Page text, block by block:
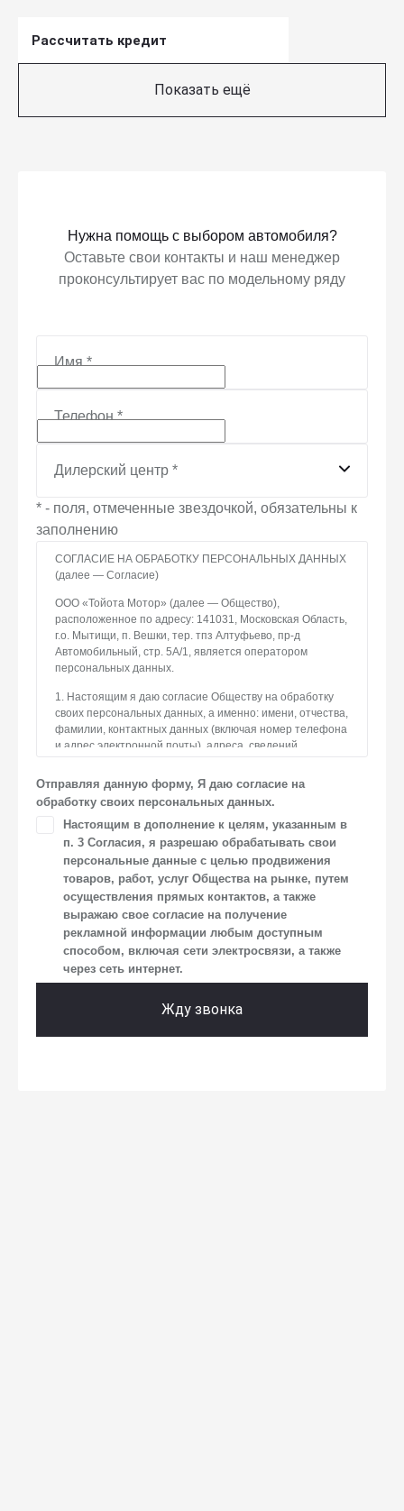
Рассчитать кредит
Показать ещё
Нужна помощь с выбором автомобиля?
Оставьте свои контакты и наш менеджер
проконсультирует вас по модельному ряду
Имя*
Телефон*
Дилерский центр *
* - поля, отмеченные звездочкой, обязательны к
заполнению
СОГЛАСИЕ НА ОБРАБОТКУ ПЕРСОНАЛЬНЫХ ДАННЫХ
(далее — Согласие)
ООО «Тойота Мотор» (далее — Общество),
расположенное по адресу: 141031, Московская Область,
г.о. Мытищи, п. Вешки, тер. тпз Алтуфьево, пр-д
Автомобильный, стр. 5А/1, является оператором
персональных данных.
1. Настоящим я даю согласие Обществу на обработку
своих персональных данных, а именно: имени, отчества,
фамилии, контактных данных (включая номер телефона
и адрес электронной почты), адреса, сведений
к автомобилю(-ям) и товарам/услугам, IP-адреса, сведений
об устройстве, операционной системы устройства
и модели мобильного телефона посетителя сайта,
уникального идентификатора посетителя сайта,
предпочтительного времени и способа для контакта,
истории контактов.
2. Под обработкой персональных данных понимаются
следующие действия: сбор, запись, систематизация,
накопление, хранение, уточнение (обновление,
изменение), извлечение, использование, передача
(предоставление, доступ), блокирование, удаление,
уничтожение персональных данных. Общество
обрабатывает персональные данные с использованием
средств автоматизации.
Отправляя данную форму, Я даю согласие на
обработку своих персональных данных.
Настоящим в дополнение к целям, указанным в
п. 3 Согласия, я разрешаю обрабатывать свои
персональные данные с целью продвижения
товаров, работ, услуг Общества на рынке, путем
осуществления прямых контактов, а также
выражаю свое согласие на получение
рекламной информации любым доступным
способом, включая сети электросвязи, а также
через сеть интернет.
Жду звонка